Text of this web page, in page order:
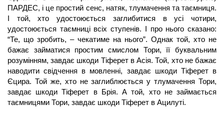
ПАРДЕС, і це простий сенс, натяк, тлумачення та таємниця.
І той, хто удостоюється заглибитися в усі чотири,
удостоюється таємниці всіх ступенів. І про нього сказано:
“Те, що зробить, – чекатиме на нього”. Однак той, хто не
бажає займатися простим смислом Тори, її буквальним
розумінням, завдає шкоди Тіферет в Асія. Той, хто не бажає
наводити свідчення в мовленні, завдає шкоди Тіферет в
Єцира. Той же, хто не заглиблюється у тлумачення Тори,
завдає шкоди Тіферет в Брія. А той, хто не займається
таємницями Тори, завдає шкоди Тіферет в Ацилуті.